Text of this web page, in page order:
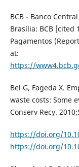
BCB - Banco
Brasília: BCB [cited
Pagamentos
at:
https://
Bel G, Fageda X.
waste costs: Some
Conserv Recy.
https://doi.org/
https://doi.org/